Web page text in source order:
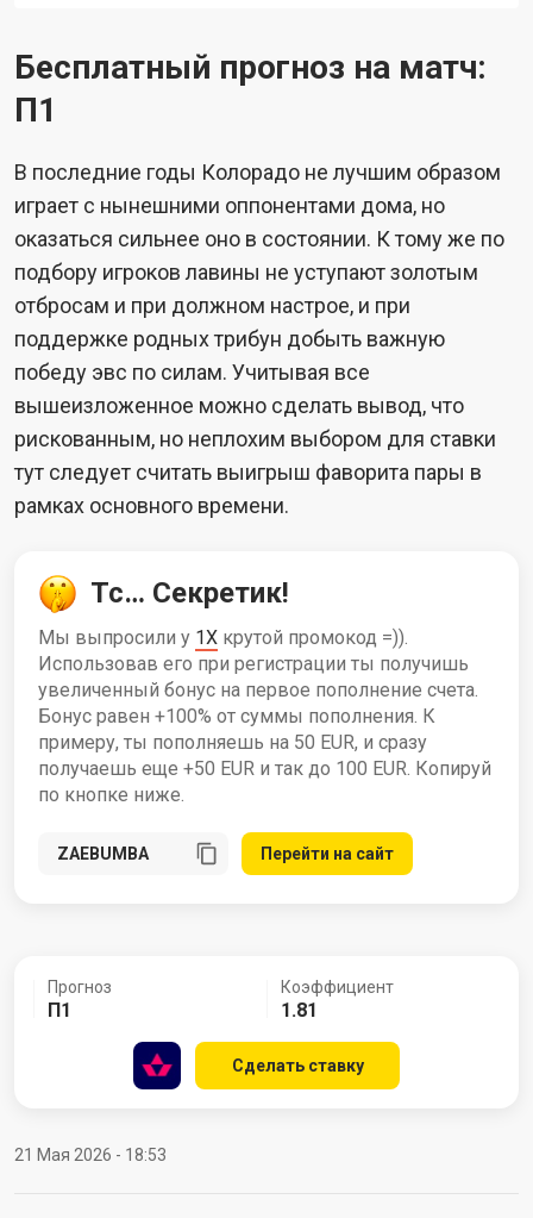
Бесплатный прогноз на матч:
П1
В последние годы Колорадо не лучшим образом
играет с нынешними оппонентами дома, но
оказаться сильнее оно в состоянии. К тому же по
подбору игроков лавины не уступают золотым
отбросам и при должном настрое, и при
поддержке родных трибун добыть важную
победу эвс по силам. Учитывая все
вышеизложенное можно сделать вывод, что
рискованным, но неплохим выбором для ставки
тут следует считать выигрыш фаворита пары в
рамках основного времени.
Тс… Секретик!
Мы выпросили у 1X крутой промокод =)).
Использовав его при регистрации ты получишь
увеличенный бонус на первое пополнение счета.
Бонус равен +100% от суммы пополнения. К
примеру, ты пополняешь на 50 EUR, и сразу
получаешь еще +50 EUR и так до 100 EUR. Копируй
по кнопке ниже.
Перейти на сайт
Прогноз
П1
Коэффициент
1.81
Сделать ставку
21 Мая 2026 - 18:53